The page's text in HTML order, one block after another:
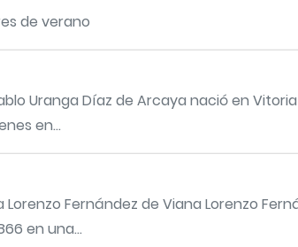
de verano
Uranga Díaz de Arcaya nació en Vitoria
en...
Fernández de Viana Lorenzo
en una...